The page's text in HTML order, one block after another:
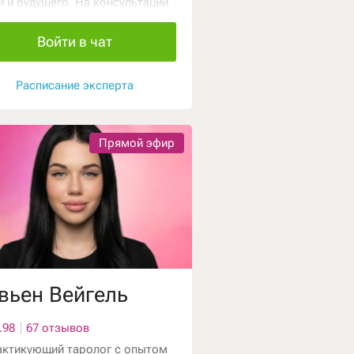
который поддержит и
верное направление.
ангельскую магию и
практики, чтобы уберечь
Войти в чат
Расписание эксперта
Прямой эфир
Вейгель
67 отзывов
таролог с опытом